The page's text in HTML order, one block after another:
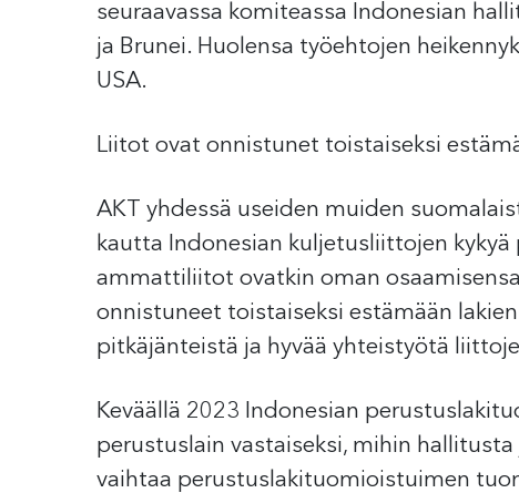
seuraavassa komiteassa Indonesian
ja Brunei. Huolensa työehtojen
USA.
Liitot ovat onnistunet toistaiseksi
AKT yhdessä useiden muiden
kautta Indonesian kuljetusliittojen
ammattiliitot ovatkin oman
onnistuneet toistaiseksi estämään
pitkäjänteistä ja hyvää yhteistyötä
Keväällä 2023 Indonesian
perustuslain vastaiseksi, mihin
vaihtaa perustuslakituomioistuimen